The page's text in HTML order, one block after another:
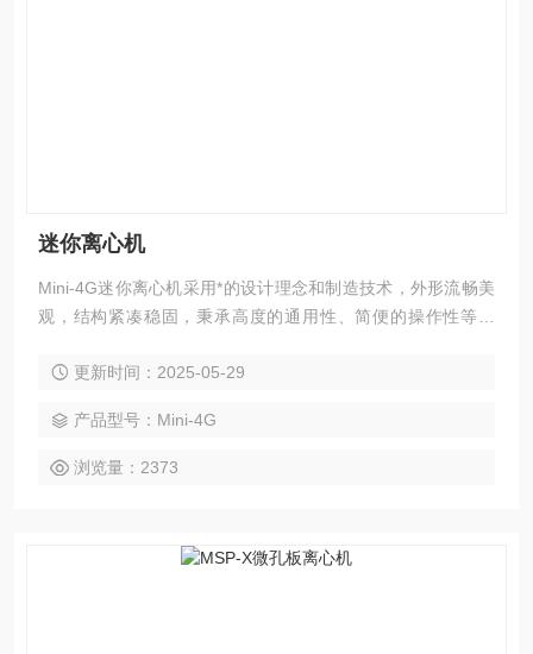
迷你离心机
Mini-4G迷你离心机采用*的设计理念和制造技术，外形流畅美
观，结构紧凑稳固，秉承高度的通用性、简便的操作性等优
离心机非常适用于微管过滤及快速离心、微量血细胞分离、微
现象，是处理小量离心样品。
更新时间：2025-05-29
产品型号：Mini-4G
浏览量：2373